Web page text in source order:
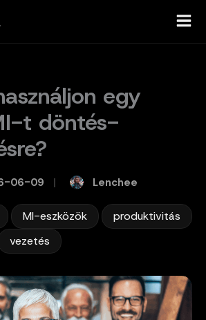
egy
t döntés-
06-09 Lenchee
MI-eszközök
produktivitás
vezetés